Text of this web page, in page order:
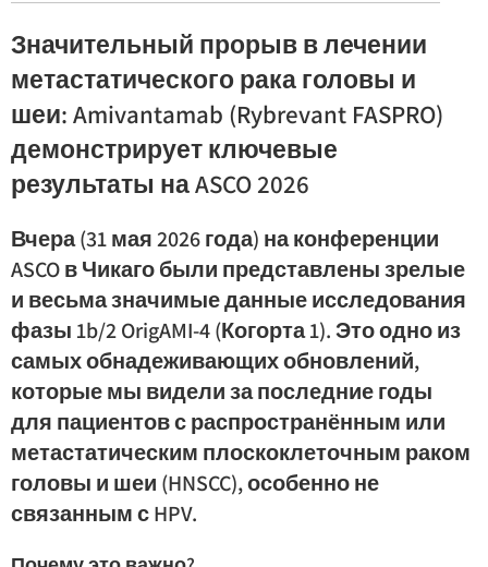
Значительный прорыв в лечении
метастатического рака головы и
шеи: Amivantamab (Rybrevant FASPRO)
демонстрирует ключевые
результаты на ASCO 2026
Вчера (31 мая 2026 года) на конференции
ASCO в Чикаго были представлены зрелые
и весьма значимые данные исследования
фазы 1b/2 OrigAMI-4 (Когорта 1). Это одно из
самых обнадеживающих обновлений,
которые мы видели за последние годы
для пациентов с распространённым или
метастатическим плоскоклеточным раком
головы и шеи (HNSCC), особенно не
связанным с HPV.